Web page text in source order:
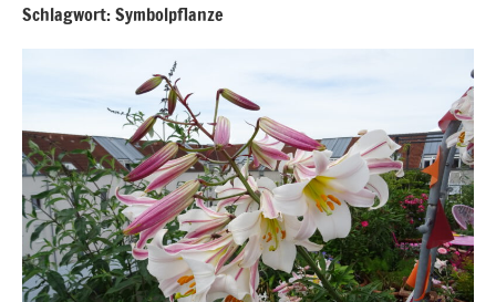
Schlagwort:Symbolpflanze